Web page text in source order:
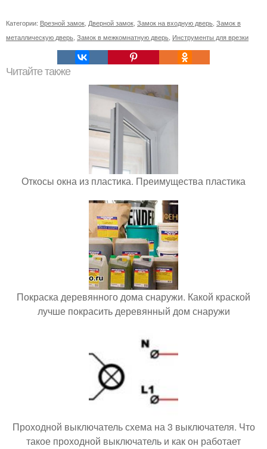
Категории: Врезной замок, Дверной замок, Замок на входную дверь, Замок в
металлическую дверь, Замок в межкомнатную дверь, Инструменты для врезки
Читайте также
Откосы окна из пластика. Преимущества пластика
Покраска деревянного дома снаружи. Какой краской
лучше покрасить деревянный дом снаружи
Проходной выключатель схема на 3 выключателя. Что
такое проходной выключатель и как он работает